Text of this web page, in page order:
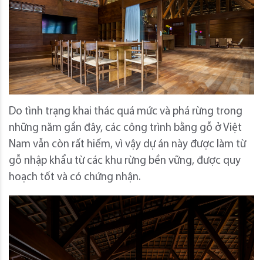
Do tình trạng khai thác quá mức và phá rừng trong
những năm gần đây, các công trình bằng gỗ ở Việt
Nam vẫn còn rất hiếm, vì vậy dự án này được làm từ
gỗ nhập khẩu từ các khu rừng bền vững, được quy
hoạch tốt và có chứng nhận.